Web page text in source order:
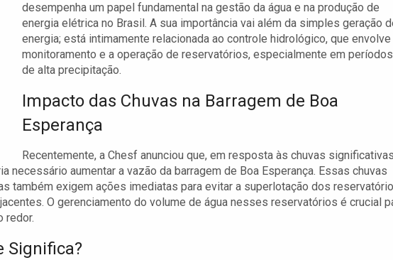
desempenha um papel fundamental na gestão da água e na produção de
energia elétrica no Brasil. A sua importância vai além da simples geração
energia; está intimamente relacionada ao controle hidrológico, que envolve
monitoramento e a operação de reservatórios, especialmente em períodos
de alta precipitação.
Impacto das Chuvas na Barragem de Boa
Esperança
Recentemente, a Chesf anunciou que, em resposta às chuvas
necessário aumentar a vazão da barragem de Boa Esperança. Essas chuvas
também exigem ações imediatas para evitar a superlotação dos
O gerenciamento do volume de água nesses reservatórios é crucial
redor.
Significa?